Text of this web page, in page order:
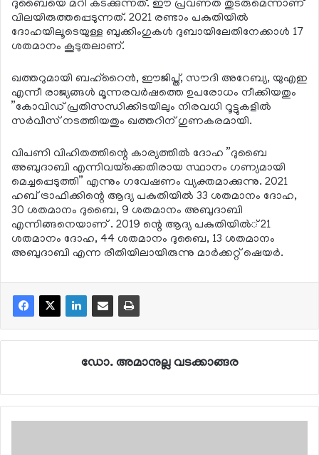
ദുബൈയെ മറി കടക്കുന്നത്. ഈ പ്രവണത തുടരുമെന്നാണ്
വിലയിരുത്തപ്പെടുന്നത്. 2021 രണ്ടാം പകുതിയില്‍
ദോഹയിലൂടെയുള്ള ബുക്കിംഗുകള്‍ ദുബായിലേതിനേക്കാള്‍ 17
ശതമാനം കൂടുതലാണ്.
ഖത്തറുമായി ബഹ്റൈന്‍, ഈജിപ്ത്, സൗദി അറേബ്യ, യുഎഇ
എന്നീ രാജ്യങ്ങള്‍ മൂന്നരവര്‍ഷത്തെ ഉപരോധം നീക്കിയതും
”കോവിഡ് പ്രതിസന്ധിക്കിടയിലും നിരവധി റൂട്ടുകളില്‍
സര്‍വീസ് നടത്തിയതും ഖത്തറിന് ഗുണകരമായി.
വിപണി വിഹിതത്തിന്റെ കാര്യത്തില്‍ ദോഹ ”ദുബൈ
അബുദാബി എന്നിവയ്‌ക്കെതിരായ സ്ഥാനം ഗണ്യമായി
മെച്ചപ്പെടുത്തി” എന്നും ഗവേഷണം വ്യക്തമാക്കുന്നു. 2021
ഹബ് ട്രാഫിക്കിന്റെ ആദ്യ പകുതിയില്‍ 33 ശതമാനം ദോഹ,
30 ശതമാനം ദുബൈ, 9 ശതമാനം അബുദാബി
എന്നിങ്ങനെയാണ് . 2019 ന്റെ ആദ്യ പകുതിയില്‍് 21
ശതമാനം ദോഹ, 44 ശതമാനം ദുബൈ, 13 ശതമാനം
അബുദാബി എന്ന രീതിയിലായിരുന്നു മാര്‍ക്കറ്റ് ഷെയര്‍.
ഡോ. അമാനുല്ല വടക്കാങ്ങര